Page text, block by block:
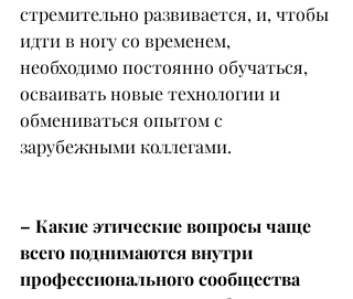
стремительно развивается, и, чтобы
идти в ногу со временем,
необходимо постоянно обучаться,
осваивать новые технологии и
обмениваться опытом с
зарубежными коллегами.
– Какие этические вопросы чаще
всего поднимаются внутри
профессионального сообщества